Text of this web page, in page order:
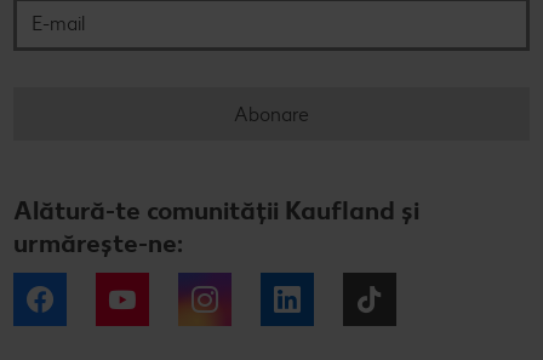
Abonare
Alătură-te comunității Kaufland și
urmărește-ne:
Facebook YouTube Instagram LinkedIn